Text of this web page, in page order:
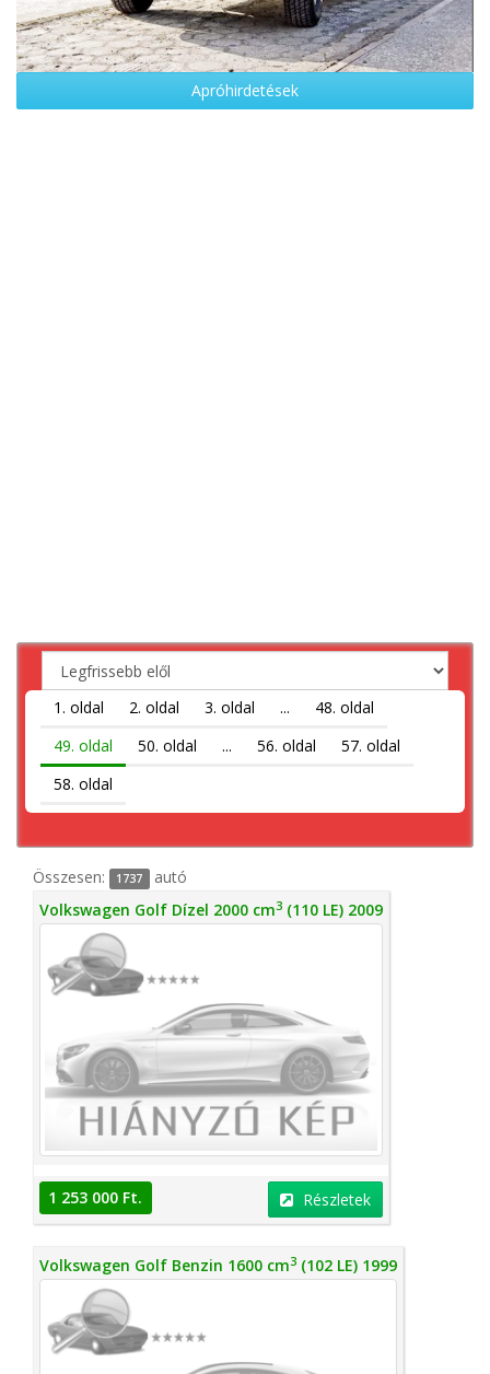
Apróhirdetések
1. oldal 2. oldal 3. oldal ...
48. oldal
49. oldal
50. oldal ... 56. oldal
57. oldal
58. oldal
Összesen: 1737 autó
Volkswagen Golf Dízel 2000 cm3 (110 LE) 2009
1 253 000 Ft. Részletek
Volkswagen Golf Benzin 1600 cm3 (102 LE) 1999